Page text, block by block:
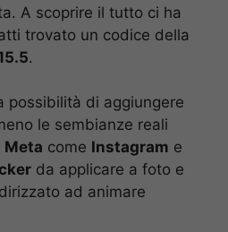
A scoprire il tutto ci ha
trovato un codice della
.
possibilità di aggiungere
le sembianze reali
Meta come Instagram e
da applicare a foto e
ad animare